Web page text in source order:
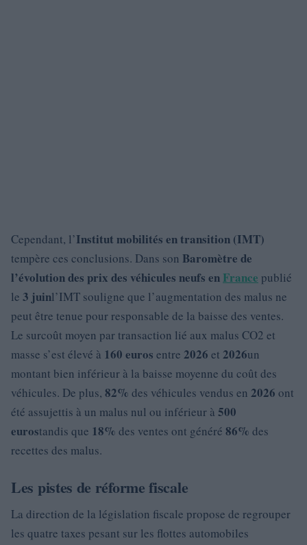
Cependant, l’Institut mobilités en transition (IMT)
tempère ces conclusions. Dans son Baromètre de
l’évolution des prix des véhicules neufs en France publié
le 3 juinl’IMT souligne que l’augmentation des malus ne
peut être tenue pour responsable de la baisse des ventes.
Le surcoût moyen par transaction lié aux malus CO2 et
masse s’est élevé à 160 euros entre 2026 et 2026un
montant bien inférieur à la baisse moyenne du coût des
véhicules. De plus, 82% des véhicules vendus en 2026 ont
été assujettis à un malus nul ou inférieur à 500
eurostandis que 18% des ventes ont généré 86% des
recettes des malus.
Les pistes de réforme fiscale
La direction de la législation fiscale propose de regrouper
les quatre taxes pesant sur les flottes automobiles